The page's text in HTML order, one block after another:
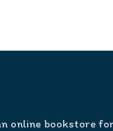
online bookstore